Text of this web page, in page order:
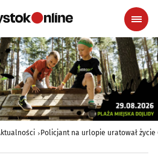
Policjant na urlopie uratował życie